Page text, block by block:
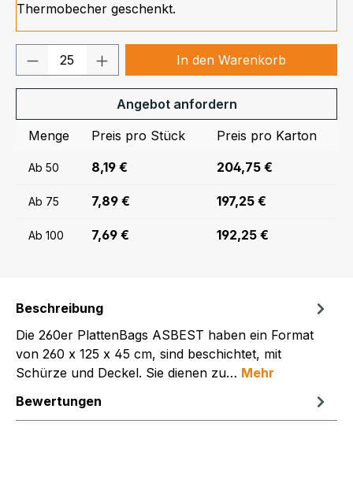
Thermobecher geschenkt.
Produkt Anzahl: Gib denIn den Warenkorb
Angebot anfordern
Menge
Preis pro Stück Preis pro Karton
Ab 50 8,19 € 204,75 €
Ab 75 7,89 € 197,25 €
Ab 100 7,69 € 192,25 €
Beschreibung
Die 260er PlattenBags ASBEST haben ein Format
von 260 x 125 x 45 cm, sind beschichtet, mit
Schürze und Deckel. Sie dienen zu… Mehr
Bewertungen